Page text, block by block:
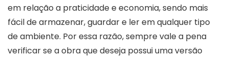
em relação a praticidade e economia, sendo mais
fácil de armazenar, guardar e ler em qualquer tipo
de ambiente. Por essa razão, sempre vale a pena
verificar se a obra que deseja possui uma versão